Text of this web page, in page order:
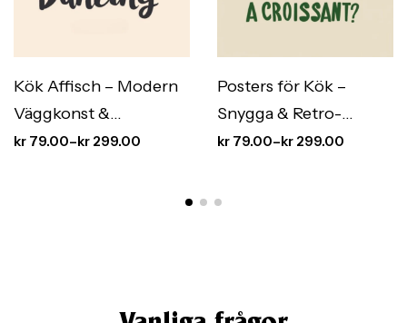
Kök Affisch – Modern
Väggkonst &
Köksinredning med
kr 79.00–kr 299.00
Posters för Kök –
Snygga & Retro-
Inspirerade Kökstavlor
kr 79.00–kr 299.00